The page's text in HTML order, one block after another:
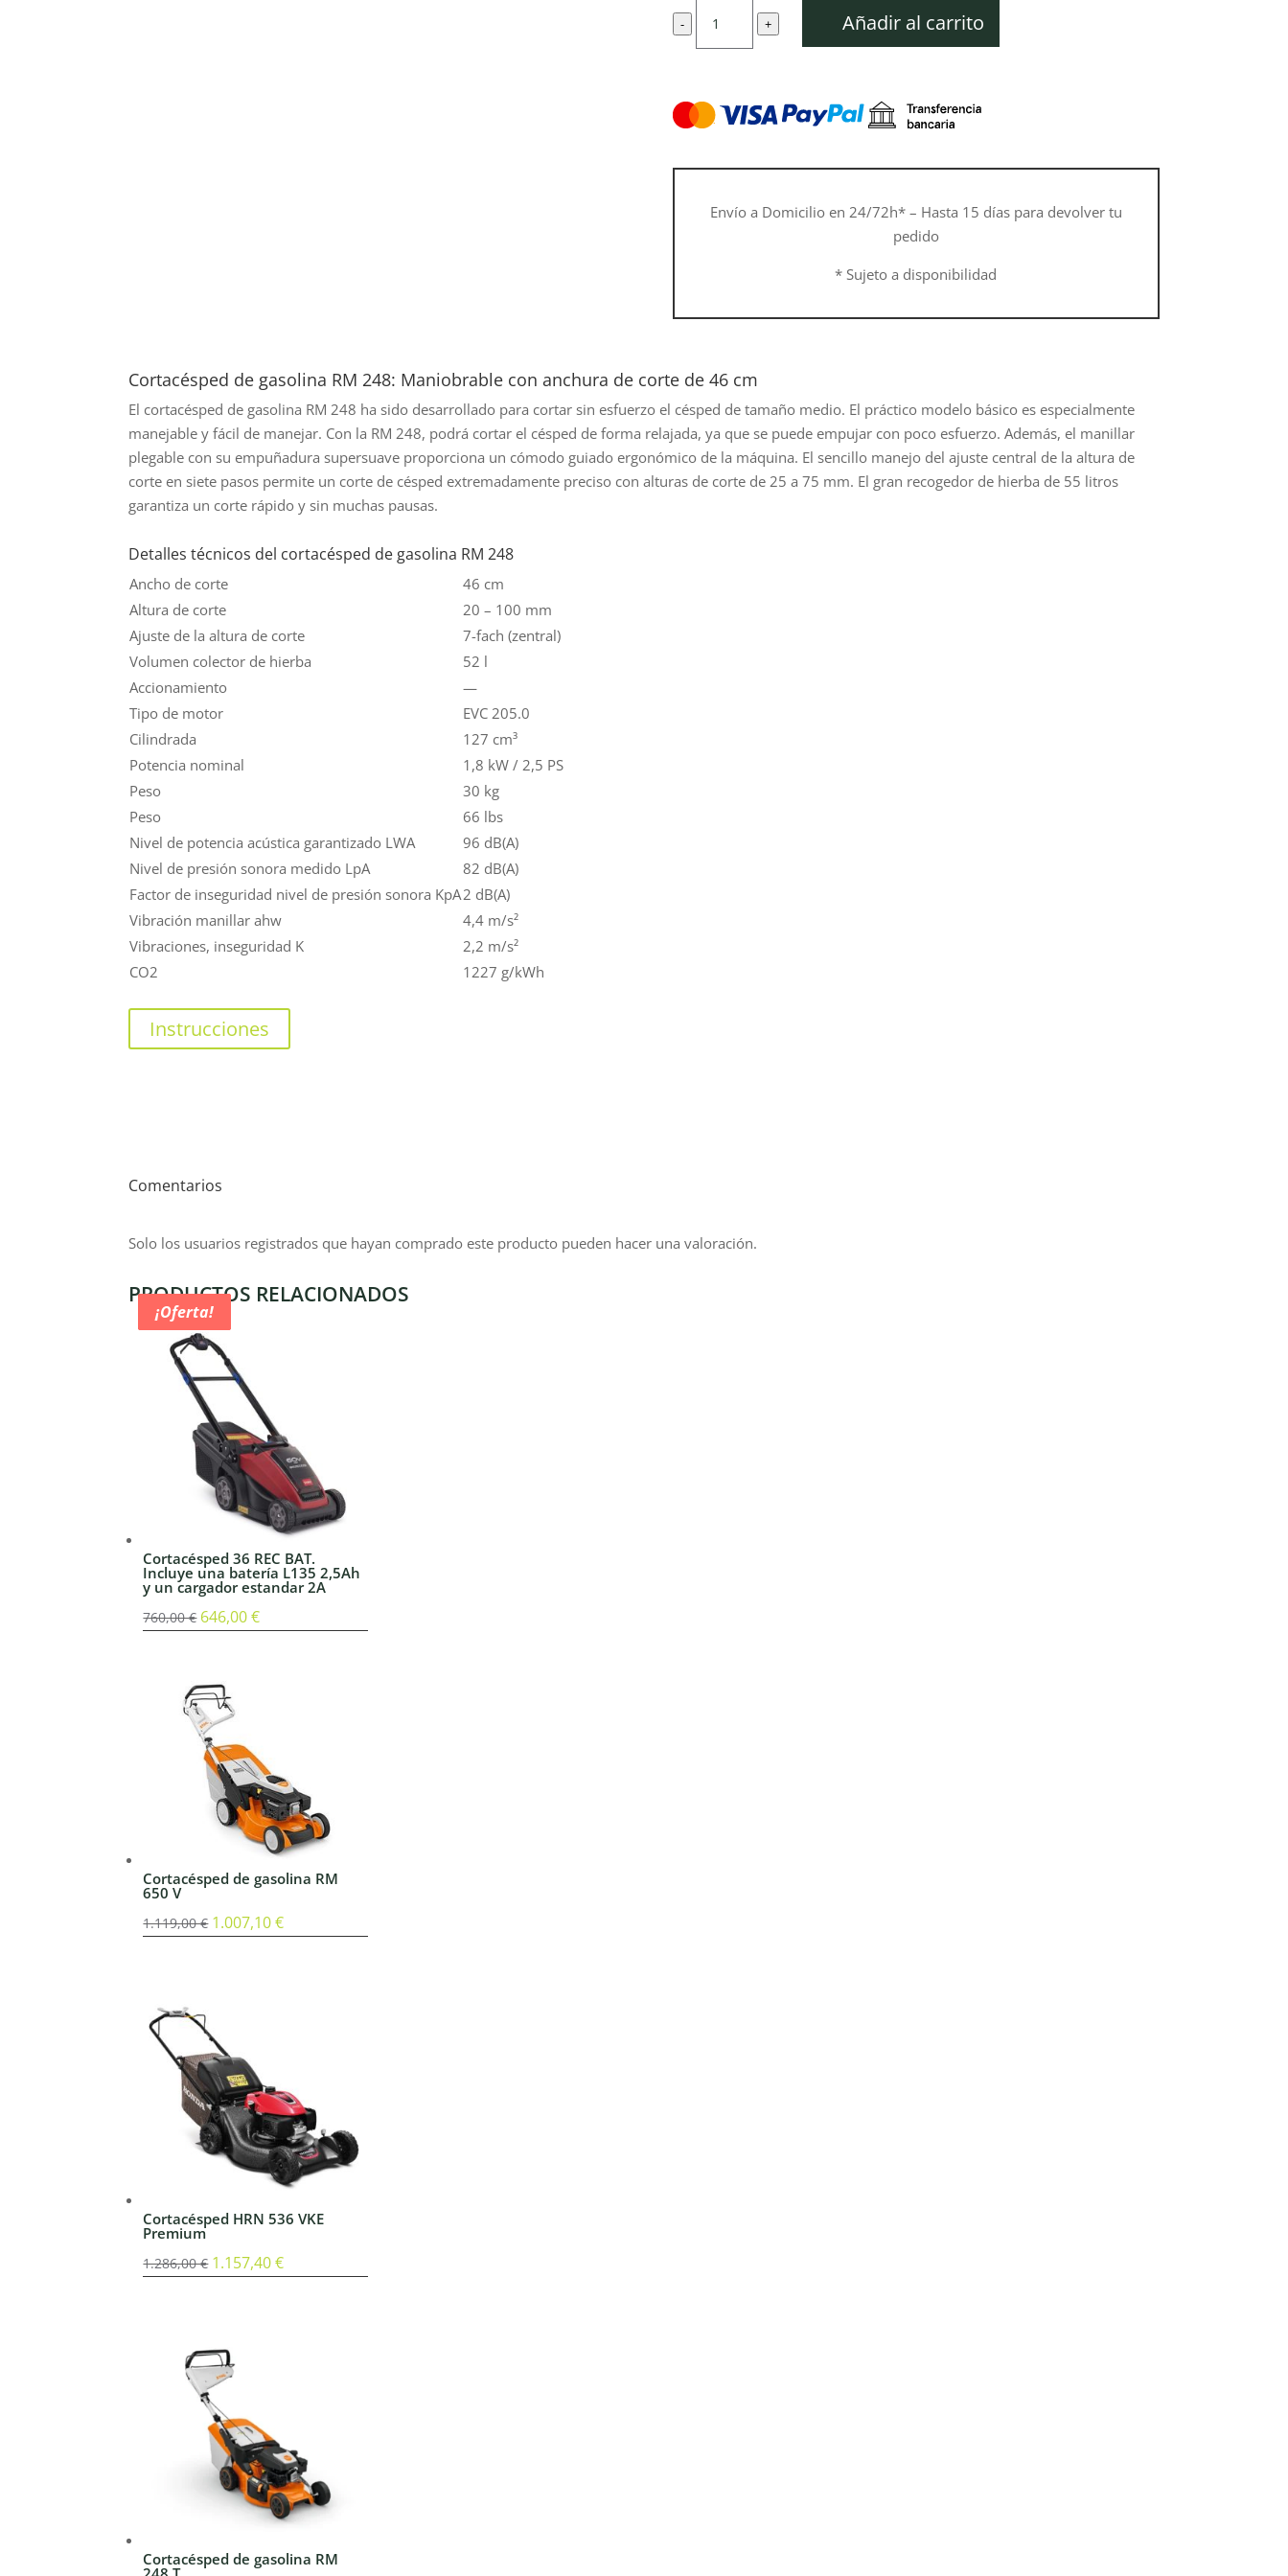
era:
489,00 €.
es:
440,10 €.
-
Cortacésped
248
cantidad
+ Añadir al carrito
Envío a Domicilio en 24/72h* – Hasta 15 días para devolver tu
pedido
* Sujeto a disponibilidad
Cortacésped de gasolina RM 248: Maniobrable con anchura de corte de 46 cm
El cortacésped de gasolina RM 248 ha sido desarrollado para cortar sin esfuerzo el césped de tamaño medio. El práctico modelo básico es especialmente
manejable y fácil de manejar. Con la RM 248, podrá cortar el césped de forma relajada, ya que se puede empujar con poco esfuerzo. Además, el manillar
plegable con su empuñadura supersuave proporciona un cómodo guiado ergonómico de la máquina. El sencillo manejo del ajuste central de la altura de
corte en siete pasos permite un corte de césped extremadamente preciso con alturas de corte de 25 a 75 mm. El gran recogedor de hierba de 55 litros
garantiza un corte rápido y sin muchas pausas.
Detalles técnicos del cortacésped de gasolina RM 248
Ancho de corte
46 cm
Altura de corte
20 – 100 mm
Ajuste de la altura de corte
7-fach (zentral)
Volumen colector de hierba
52 l
Accionamiento
—
Tipo de motor
EVC 205.0
Cilindrada
127 cm³
Potencia nominal
1,8 kW / 2,5 PS
Peso
30 kg
Peso
66 lbs
Nivel de potencia acústica garantizado LWA
96 dB(A)
Nivel de presión sonora medido LpA
82 dB(A)
Factor de inseguridad nivel de presión sonora KpA2 dB(A)
Vibración manillar ahw
4,4 m/s²
Vibraciones, inseguridad K
2,2 m/s²
CO2
1227 g/kWh
Instrucciones
Comentarios
Solo los usuarios registrados que hayan comprado este producto pueden hacer una valoración.
PRODUCTOS RELACIONADOS
¡Oferta!
Cortacésped 36 REC BAT.
Incluye una batería L135 2,5Ah
y un cargador estandar 2A
760,00€ El
era:
760,00 €.
646,00€El
¡Oferta!
Cortacésped de gasolina RM
650 V
1.119,00€ El
1.007,10€El
¡Oferta!
Cortacésped HRN 536 VKE
Premium
1.286,00€ El
1.286,00 €.
1.157,40€El
¡Oferta!
Cortacésped de gasolina RM